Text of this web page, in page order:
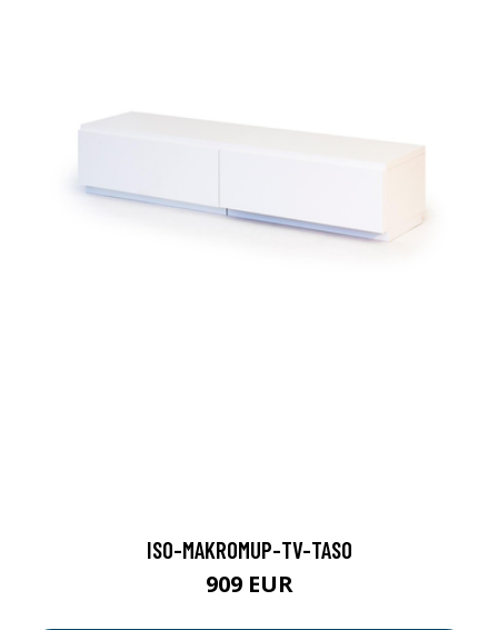
ISO-MAKROMUP-TV-TASO
909 EUR